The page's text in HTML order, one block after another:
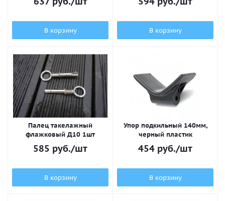
В корзину В корзину
Палец такелажный
флажковый Д10 1шт
585 руб./шт
В корзину
Упор подкильный 140мм,
черный пластик
454 руб./шт
В корзину